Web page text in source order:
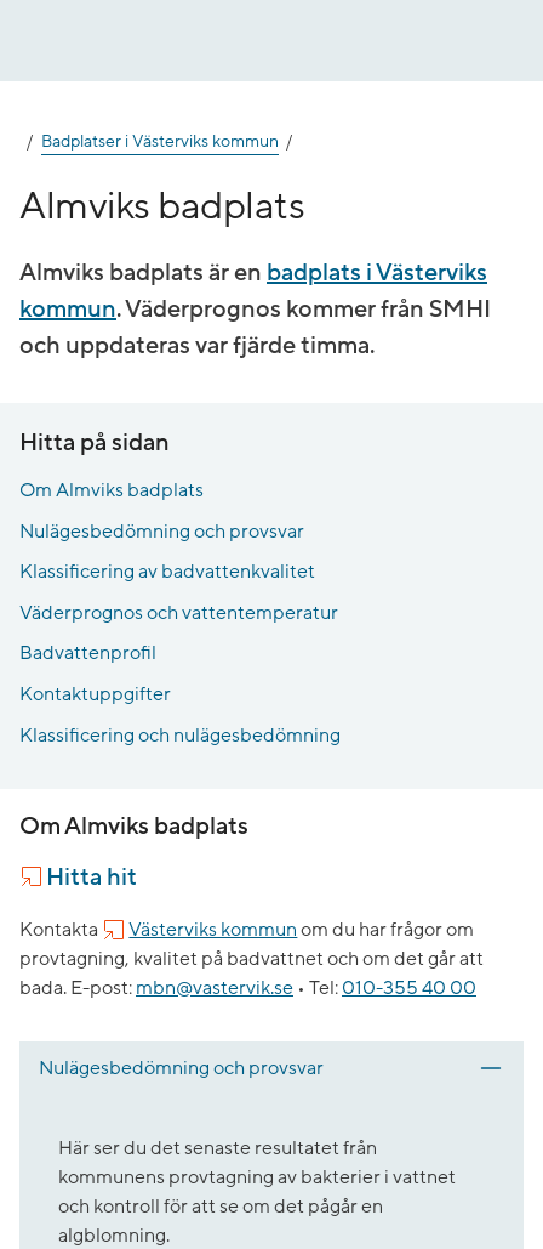
Badplatser i Västerviks kommun
Almviks badplats
Almviks badplats är en badplats i Västerviks
kommun. Väderprognos kommer från SMHI
och uppdateras var fjärde timma.
Hitta på sidan
Om Almviks badplats
Nulägesbedömning och provsvar
Klassificering av badvattenkvalitet
Väderprognos och vattentemperatur
Badvattenprofil
Kontaktuppgifter
Klassificering och nulägesbedömning
Om Almviks badplats
Hitta hit
Kontakta Västerviks kommun om du har frågor om
provtagning, kvalitet på badvattnet och om det går att
bada. E-post: mbn@vastervik.se • Tel: 010-355 40 00
Nulägesbedömning och provsvar
Här ser du det senaste resultatet från
kommunens provtagning av bakterier i vattnet
och kontroll för att se om det pågår en
algblomning.